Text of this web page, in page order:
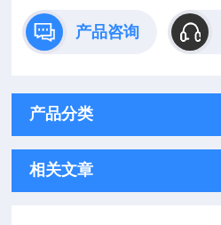
产品咨询
产品分类
相关文章